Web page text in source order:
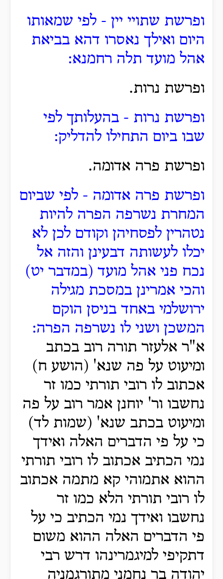
ופרשת שתויי יין - לפי שמאותו
היום ואילך נאסרו דהא בביאת
אהל מועד תלה רחמנא:
ופרשת נרות.
ופרשת נרות - בהעלותך לפי
שבו ביום התחילו להדליק:
ופרשת פרה אדומה.
ופרשת פרה אדומה - לפי שביום
המחרת נשרפה הפרה להיות
נטהרין לפסחיהן וקודם לכן לא
יכלו לעשותה דבעינן והזה אל
נכח פני אהל מועד (במדבר יט)
והכי אמרינן במסכת מגילה
ירושלמי באחד בניסן הוקם
המשכן ושני לו נשרפה הפרה:
א"ר אלעזר תורה רוב בכתב
ומיעוט על פה שנא' (הושע ח)
אכתוב לו רובי תורתי כמו זר
נחשבו ור' יוחנן אמר רוב על פה
ומיעוט בכתב שנא' (שמות לד)
כי על פי הדברים האלה ואידך
נמי הכתיב אכתוב לו רובי תורתי
ההוא אתמוהי קא מתמה אכתוב
לו רובי תורתי הלא כמו זר
נחשבו ואידך נמי הכתיב כי על
פי הדברים האלה ההוא משום
דתקיפי למיגמרינהו דרש רבי
יהודה בר נחמני מתורגמניה